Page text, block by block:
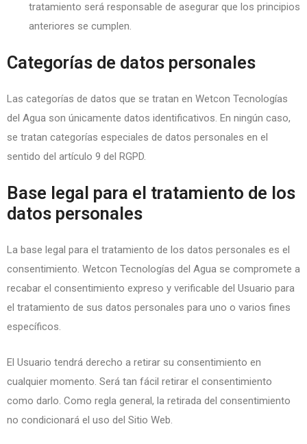
tratamiento será responsable de asegurar que los principios
anteriores se cumplen.
Categorías de datos personales
Las categorías de datos que se tratan en Wetcon Tecnologías
del Agua son únicamente datos identificativos. En ningún caso,
se tratan categorías especiales de datos personales en el
sentido del artículo 9 del RGPD.
Base legal para el tratamiento de los
datos personales
La base legal para el tratamiento de los datos personales es el
consentimiento. Wetcon Tecnologías del Agua se compromete a
recabar el consentimiento expreso y verificable del Usuario para
el tratamiento de sus datos personales para uno o varios fines
específicos.
El Usuario tendrá derecho a retirar su consentimiento en
cualquier momento. Será tan fácil retirar el consentimiento
como darlo. Como regla general, la retirada del consentimiento
no condicionará el uso del Sitio Web.